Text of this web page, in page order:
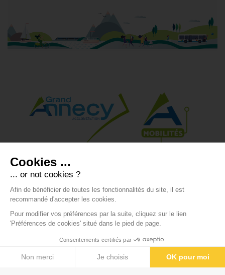
Cookies ...
... or not cookies ?
Afin de bénéficier de toutes les fonctionnalités du site, il est
recommandé d'accepter les cookies.
Pour modifier vos préférences par la suite, cliquez sur le lien
'Préférences de cookies' situé dans le pied de page.
Consentements certifiés par
Non merci Je choisis OK pour moi
Grand Annecy Mobilités
Espace Pro / Presse
Mentions légales - Voir vos préférences cookies
Données personnelles